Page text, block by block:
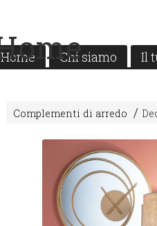
Home Chi siamo Il
Complementi di arredo